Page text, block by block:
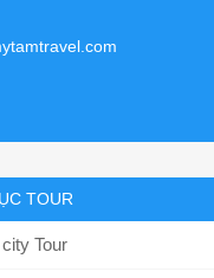
TOUR
Tour